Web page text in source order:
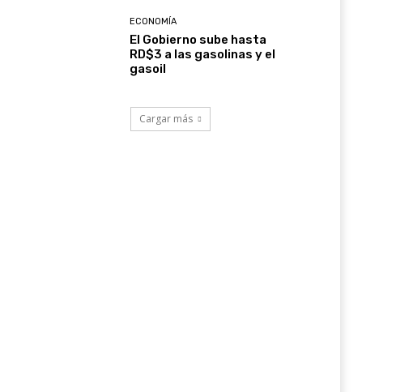
ECONOMÍA
El Gobierno sube hasta
RD$3 a las gasolinas y el
gasoil
Cargar más